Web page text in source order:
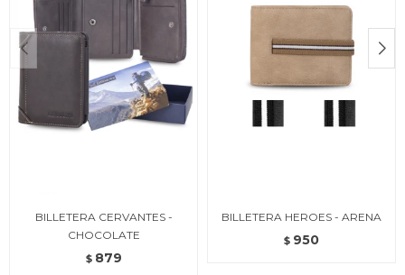
BILLETERA CERVANTES -
CHOCOLATE
$ 879
BILLETERA HEROES - ARENA
$ 950